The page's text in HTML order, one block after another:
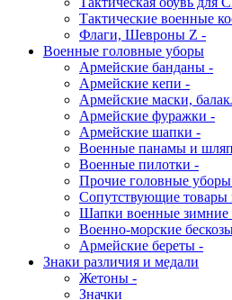
Тактические военные
Флаги, Шевроны Z -
Военные головные уборы
Армейские банданы -
Армейские кепи -
Армейские маски,
Армейские фуражки -
Армейские шапки -
Военные панамы и
Военные пилотки -
Прочие головные
Сопутствующие
Шапки военные зимние
Военно-морские
Армейские береты -
Знаки различия и медали
Жетоны -
Значки